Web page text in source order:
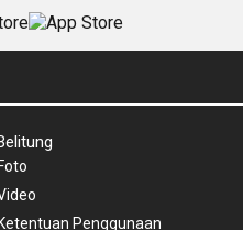
Foto
Ketentuan Penggunaan